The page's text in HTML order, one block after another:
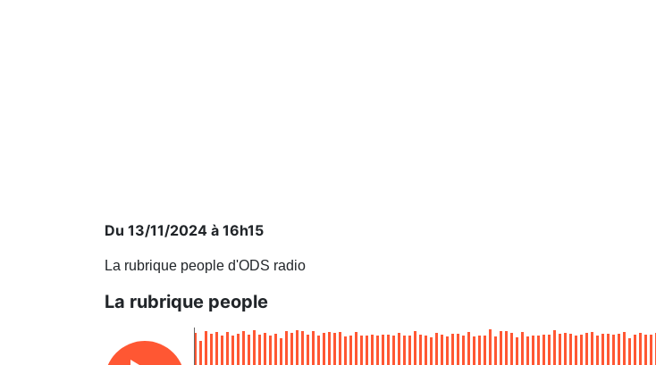
Du 13/11/2024 à 16h15
La rubrique people d'ODS radio
La rubrique people